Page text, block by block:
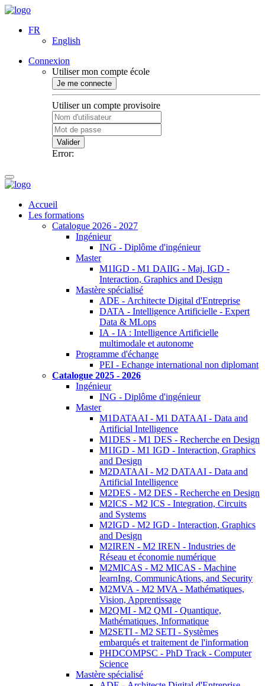
FR
English
Connexion
Utiliser mon compte école
Je me connecte
Utiliser un compte provisoire
Valider
Error:
Accueil
Les formations
Catalogue 2026 - 2027
Ingénieur
ING - Diplôme d'ingénieur
Master
M1IGD - M1 DAIIG - Maj. IGD -
Interaction, Graphics and Design
Mastère spécialisé
ADE - Architecte Digital d'Entreprise
DATA - Intelligence Artificielle - Expert
Data & MLops
IA - IA : Intelligence Artificielle
multimodale et autonome
Programme d'échange
PEI - Echange international non diplomant
Catalogue 2025 - 2026
Ingénieur
ING - Diplôme d'ingénieur
Master
M1DATAAI - M1 DATAAI - Data and
Artificial Intelligence
M1DES - M1 DES - Recherche en Design
M1IGD - M1 IGD - Interaction, Graphics
and Design
M2DATAAI - M2 DATAAI - Data and
Artificial Intelligence
M2DES - M2 DES - Recherche en Design
M2ICS - M2 ICS - Integration, Circuits
and Systems
M2IGD - M2 IGD - Interaction, Graphics
and Design
M2IREN - M2 IREN - Industries de
Réseau et économie numérique
M2MICAS - M2 MICAS - Machine
learnIng, CommunicAtions, and Security
M2MVA - M2 MVA - Mathématiques,
Vision, Apprentissage
M2QMI - M2 QMI - Quantique,
Mathématiques, Informatique
M2SETI - M2 SETI - Systèmes
embarqués et traitement de l'information
PHDCOMPSC - PhD Track - Computer
Science
Mastère spécialisé